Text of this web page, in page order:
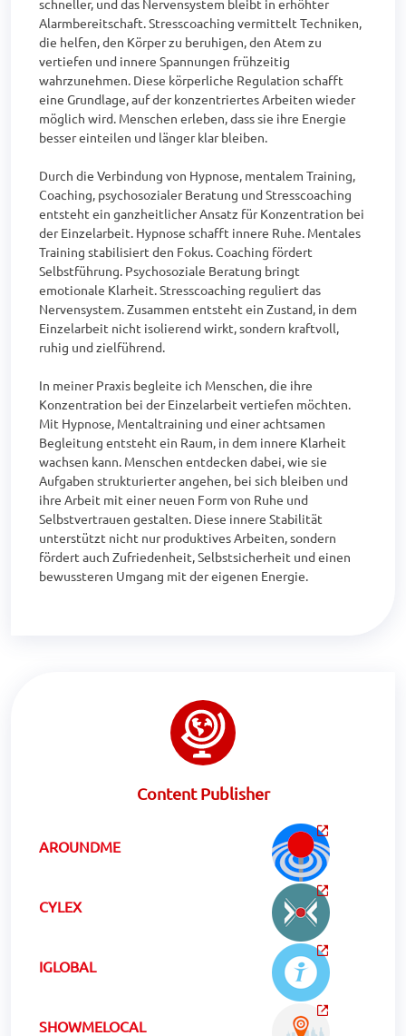
schneller, und das Nervensystem bleibt in erhöhter
Alarmbereitschaft. Stresscoaching vermittelt Techniken,
die helfen, den Körper zu beruhigen, den Atem zu
vertiefen und innere Spannungen frühzeitig
wahrzunehmen. Diese körperliche Regulation schafft
eine Grundlage, auf der konzentriertes Arbeiten wieder
möglich wird. Menschen erleben, dass sie ihre Energie
besser einteilen und länger klar bleiben.
Durch die Verbindung von Hypnose, mentalem Training,
Coaching, psychosozialer Beratung und Stresscoaching
entsteht ein ganzheitlicher Ansatz für Konzentration bei
der Einzelarbeit. Hypnose schafft innere Ruhe. Mentales
Training stabilisiert den Fokus. Coaching fördert
Selbstführung. Psychosoziale Beratung bringt
emotionale Klarheit. Stresscoaching reguliert das
Nervensystem. Zusammen entsteht ein Zustand, in dem
Einzelarbeit nicht isolierend wirkt, sondern kraftvoll,
ruhig und zielführend.
In meiner Praxis begleite ich Menschen, die ihre
Konzentration bei der Einzelarbeit vertiefen möchten.
Mit Hypnose, Mentaltraining und einer achtsamen
Begleitung entsteht ein Raum, in dem innere Klarheit
wachsen kann. Menschen entdecken dabei, wie sie
Aufgaben strukturierter angehen, bei sich bleiben und
ihre Arbeit mit einer neuen Form von Ruhe und
Selbstvertrauen gestalten. Diese innere Stabilität
unterstützt nicht nur produktives Arbeiten, sondern
fördert auch Zufriedenheit, Selbstsicherheit und einen
bewussteren Umgang mit der eigenen Energie.
Content Publisher
AROUNDME
CYLEX
IGLOBAL
SHOWMELOCAL